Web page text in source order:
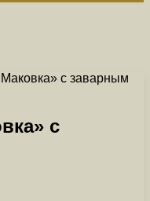
с заварным
с